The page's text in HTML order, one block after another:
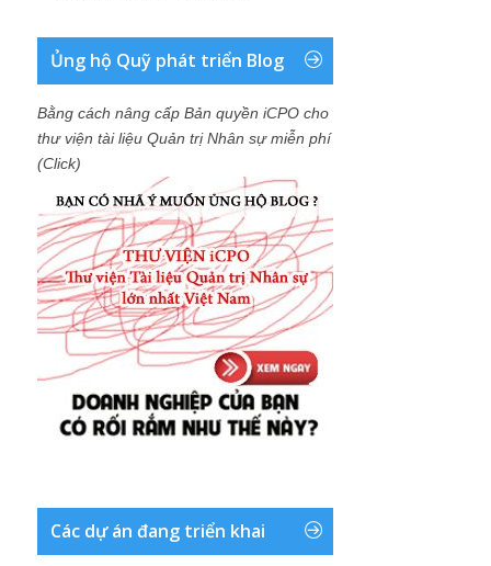
Ủng hộ Quỹ phát triển Blog
Bằng cách nâng cấp Bản quyền iCPO cho
thư viện tài liệu Quản trị Nhân sự miễn phí
(Click)
Các dự án đang triển khai